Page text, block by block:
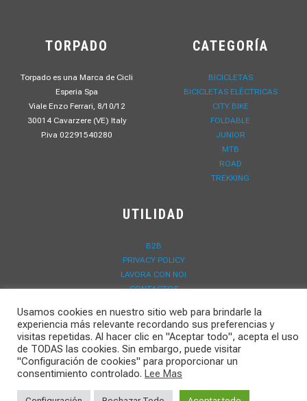
TORPADO
Torpado es una Marca de Cicli
Esperia Spa
Viale Enzo Ferrari, 8/10/12
30014 Cavarzere (VE) Italy
P.iva 02291540280
CATEGORÍA
BICICLETAS
BICICLETAS ELÉCTRICAS
CITY BIKE
FOLDABLE
JUNIOR
MTB
ROAD
TREKKING
UTILIDAD
B2B
PRIVACY POLICY
LAVORA CON NOI
CONTACTOS
NOVEDADES
REGISTRO DE GARANTÍA
Usamos cookies en nuestro sitio web para brindarle la
experiencia más relevante recordando sus preferencias y
visitas repetidas. Al hacer clic en "Aceptar todo", acepta el uso
de TODAS las cookies. Sin embargo, puede visitar
"Configuración de cookies" para proporcionar un
consentimiento controlado. Lee Mas